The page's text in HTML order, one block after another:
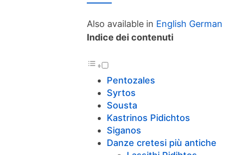
Also available in English German
Indice dei contenuti
Pentozales
Syrtos
Sousta
Kastrinos Pidichtos
Siganos
Danze cretesi più antiche